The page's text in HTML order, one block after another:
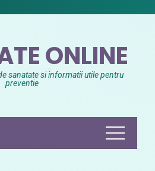
ONLINE
sanatate si informatii utile pentru
preventie